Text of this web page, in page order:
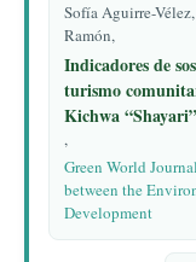
Sofía Aguirre-
Ramón,
Indicadores de
turismo
Kichwa
,
Green World
between the
Development